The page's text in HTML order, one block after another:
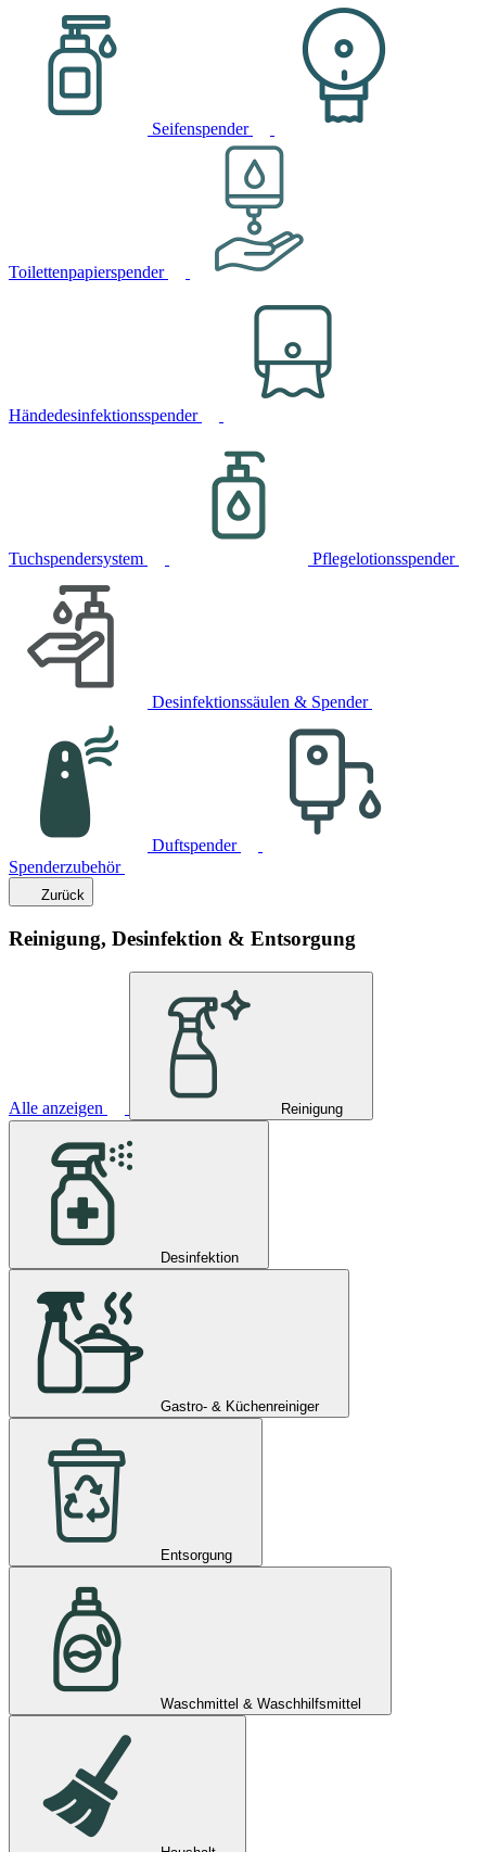
Seifenspender
Toilettenpapierspender
Händedesinfektionsspender
Tuchspendersystem Pflegelotionsspender
Desinfektionssäulen & Spender
Duftspender
Spenderzubehör
Zurück
Reinigung, Desinfektion & Entsorgung
Alle anzeigen Reinigung
Desinfektion
Gastro- & Küchenreiniger
Entsorgung
Waschmittel & Waschhilfsmittel